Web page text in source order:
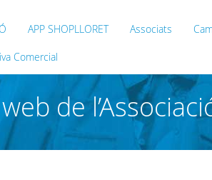
APP SHOPLLORET Associats
Comercial
de